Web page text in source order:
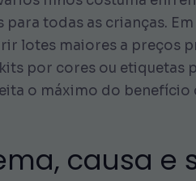
para todas as crianças.
lotes maiores a preços
por cores ou etiquetas
o máximo do
causa e